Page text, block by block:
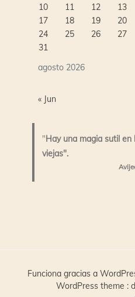
agosto 2026
10
11 12 13
17
18 19 20
24
25 26 27
31
« Jun
"Hay una magia sutil en
viejas".
Funciona gracias a
WordPress theme :